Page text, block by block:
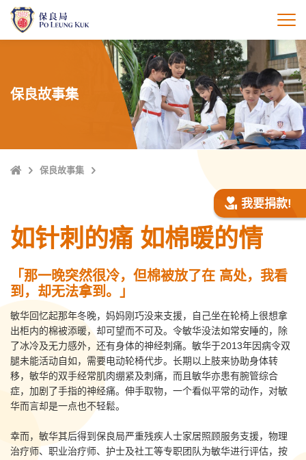
打
保良故事集
Home保良故事集
我要捐款!
如针刺的痛 如棉暖的情
「那一晚突然很冷，但棉被放了在 高处，我看
到，却无法拿到。」
敏华回忆起那年冬晚，妈妈刚巧没来支援，自己坐在轮椅上很想拿
出柜内的棉被添暖，却可望而不可及。令敏华没法如常安睡的，除
了冰冷及无力感外，还有身体的神经刺痛。敏华于2013年因病令双
腿未能活动自如，需要电动轮椅代步。长期以上肢来协助身体转
移，敏华的双手经常肌肉绷紧及刺痛，而且敏华亦患有腕管综合
症，加剧了手指的神经痛。伸手取物，一个看似平常的动作，对敏
华而言却是一点也不轻鬆。
幸而，敏华其后得到保良局严重残疾人士家居照顾服务支援，物理
治疗师、职业治疗师、护士及社工等专职团队为敏华进行评估，按